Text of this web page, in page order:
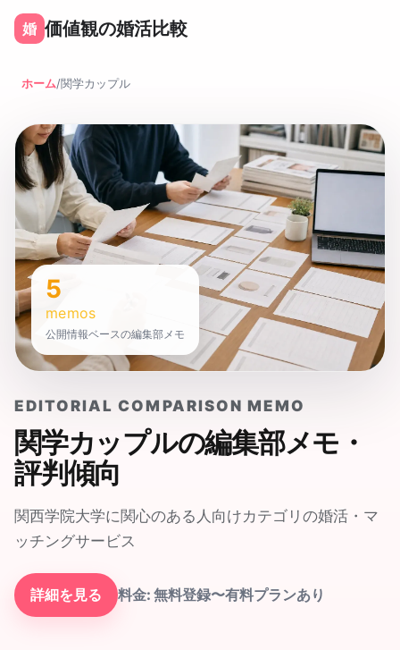
婚 価値観の婚活比較
ホーム/関学カップル
EDITORIAL COMPARISON MEMO
関学カップルの編集部メモ・
評判傾向
関西学院大学に関心のある人向けカテゴリの婚活・マ
ッチングサービス
詳細を見る 料金: 無料登録〜有料プランあり
5
memos
公開情報ベースの編集部メモ